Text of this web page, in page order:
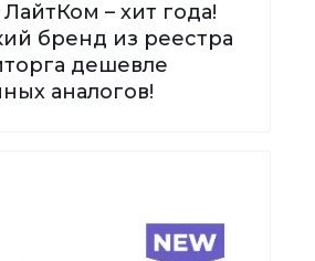
– хит года!
бренд из реестра
дешевле
аналогов!